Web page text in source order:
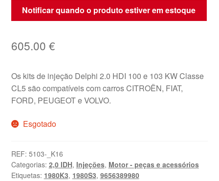
Notificar quando o produto estiver em estoque
605.00 €
Os kits de injeção Delphi 2.0 HDI 100 e 103 KW Classe
CL5 são compatíveis com carros CITROËN, FIAT,
FORD, PEUGEOT e VOLVO.
Esgotado
REF: 5103-_K16
Categorias: 2,0 IDH, Injeções, Motor - peças e acessórios
Etiquetas: 1980K3, 1980S3, 9656389980